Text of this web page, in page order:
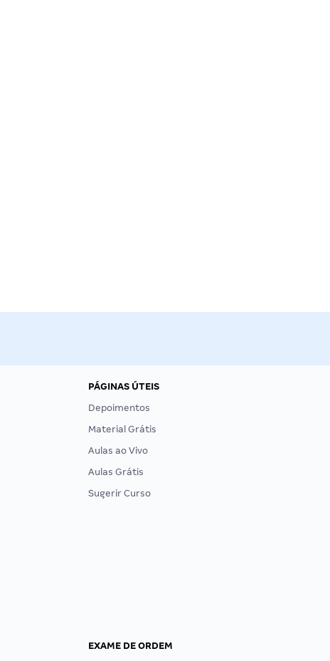
PÁGINAS ÚTEIS
Depoimentos
Material Grátis
Aulas ao Vivo
Aulas Grátis
Sugerir Curso
EXAME DE ORDEM